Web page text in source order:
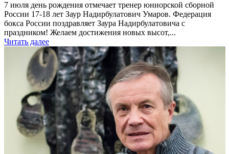
7 июля день рождения отмечает тренер юниорской сборной
России 17-18 лет Заур Надирбулатович Умаров. Федерация
бокса России поздравляет Заура Надирбулатовича с
праздником! Желаем достижения новых высот,...
Читать далее